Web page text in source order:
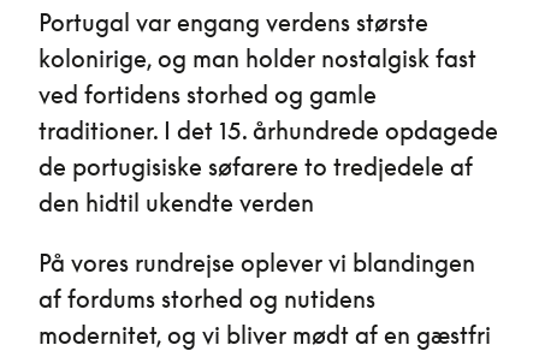
Portugal var engang verdens største
kolonirige, og man holder nostalgisk fast
ved fortidens storhed og gamle
traditioner. I det 15. århundrede opdagede
de portugisiske søfarere to tredjedele af
den hidtil ukendte verden
På vores rundrejse oplever vi blandingen
af fordums storhed og nutidens
modernitet, og vi bliver mødt af en gæstfri